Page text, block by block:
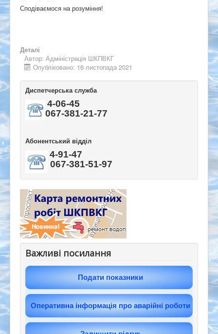
Сподіваємося на розуміння!
Деталі
Автор: Адміністрація ШКПВКГ
Опубліковано: 16 листопада 2021
Диспетчерська служба
4-06-45
067-381-21-77
Абонентський відділ
4-91-47
067-381-51-97
Важливі посилання
Подати показники
Оперативна інформація про аварійні роботи